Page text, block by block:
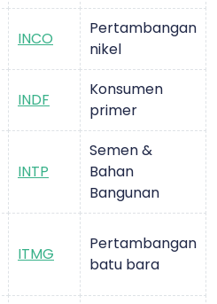
INCO
Pertambangan
nikel
INDF
Konsumen
primer
INTP
Semen &
Bahan
Bangunan
ITMG
Pertambangan
batu bara